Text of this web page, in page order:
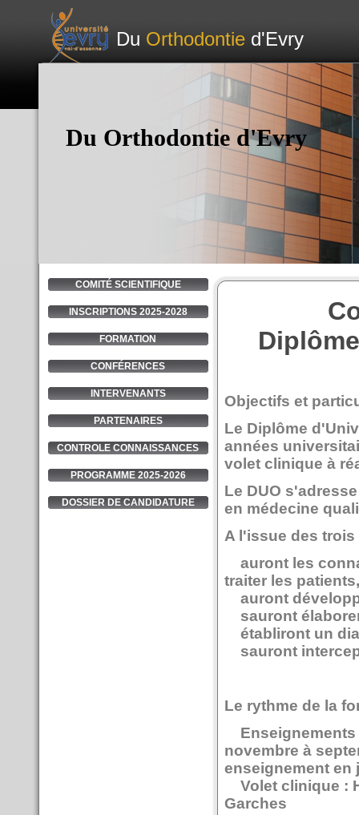
Du Orthodontie d'Evry
Du Orthodontie d'Evry
COMITÉ SCIENTIFIQUE
INSCRIPTIONS 2025-2028
FORMATION
CONFÉRENCES
INTERVENANTS
PARTENAIRES
CONTROLE CONNAISSANCES
PROGRAMME 2025-2026
DOSSIER DE CANDIDATURE
Objectifs et
Le Diplôme
années
volet clinique à
Le DUO
en médecine
A l'issue des
auront les
traiter les patients,
auront
sauront
établiront un
sauront
Le rythme de la
Enseignements
novembre à
enseignement en
Volet clinique :
Garches